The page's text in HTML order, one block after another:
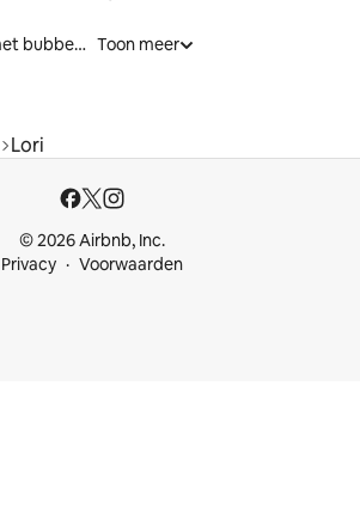
Accommodaties met bubbelbad Toon meer
Lori
© 2026 Airbnb, Inc.
Privacy
Voorwaarden